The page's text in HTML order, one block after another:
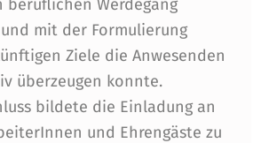
beruflichen Werdegang
mit der Formulierung
Ziele die Anwesenden
überzeugen konnte.
bildete die Einladung an
und Ehrengäste zu